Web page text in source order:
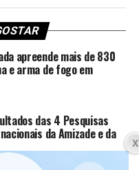
apreende mais de 830
e arma de fogo em
das 4 Pesquisas
da Amizade e da